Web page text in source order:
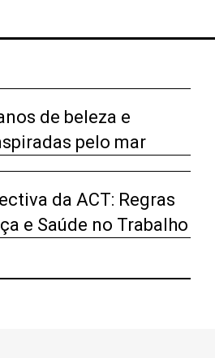
de beleza e
pelo mar
da ACT: Regras
e Saúde no Trabalho